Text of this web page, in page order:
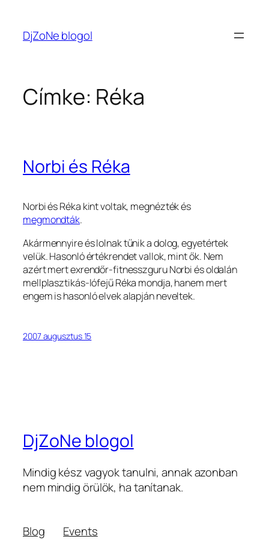
tartalomhoz
DjZoNe blogol
Címke: Réka
Norbi és Réka
Norbi és Réka kint voltak, megnézték és
megmondták.
Akármennyire és lolnak tűnik a dolog, egyetértek
velük. Hasonló értékrendet vallok, mint ők. Nem
azért mert exrendőr-fitnesszguru Norbi és oldalán
mellplasztikás-lófejű Réka mondja, hanem mert
engem is hasonló elvek alapján neveltek.
2007 augusztus 15
DjZoNe blogol
Mindig kész vagyok tanulni, annak azonban
nem mindig örülök, ha tanítanak.
Blog
Events